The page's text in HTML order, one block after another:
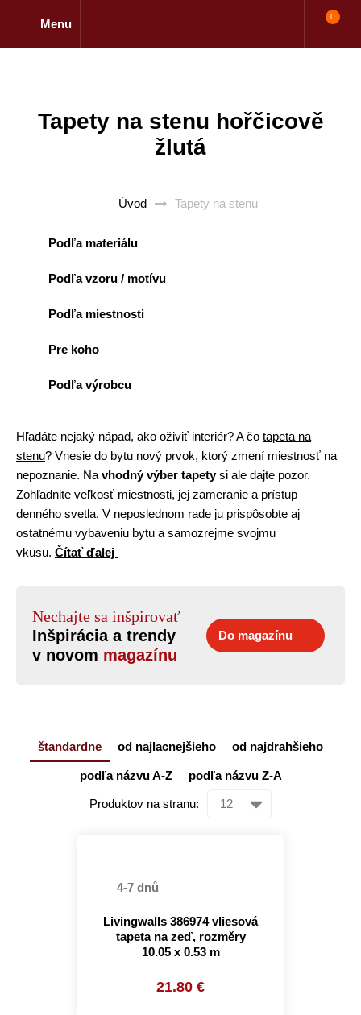
Menu
0
Tapety na stenu hořčicově
žlutá
Úvod Tapety na stenu
Podľa materiálu
Podľa vzoru / motívu
Podľa miestnosti
Pre koho
Podľa výrobcu
Hľadáte nejaký nápad, ako oživiť interiér? A čo tapeta na
stenu? Vnesie do bytu nový prvok, ktorý zmení miestnosť na
nepoznanie. Na vhodný výber tapetysi ale dajte pozor.
Zohľadnite veľkosť miestnosti, jej zameranie a prístup
denného svetla. V neposlednom rade ju prispôsobte aj
ostatnému vybaveniu bytu a samozrejme svojmu
vkusu. Čítať ďalej
Nechajte sa inšpirovať
Inšpirácia a trendy
v novom magazínu
Do magazínu
štandardne od najlacnejšieho od najdrahšieho
podľa názvu A-Z podľa názvu Z-A
Produktov na stranu:
4-7 dnů
Livingwalls 386974 vliesová
tapeta na zeď, rozměry
10.05 x 0.53 m
21.80 €